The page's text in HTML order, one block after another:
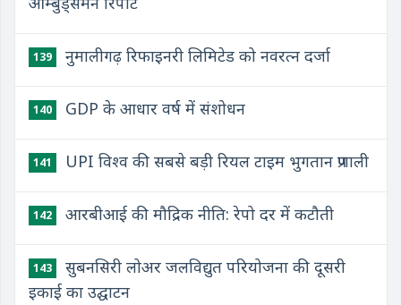
139 नुमालीगढ़ रिफाइनरी लिमिटेड को नवरत्न दर्जा
140 GDP के आधार वर्ष में संशोधन
141 UPI विश्व की सबसे बड़ी रियल टाइम भुगतान प्रणाली
142 आरबीआई की मौद्रिक नीति: रेपो दर में कटौती
143
सुबनसिरी लोअर जलविद्युत परियोजना की दूसरी
इकाई का उद्घाटन